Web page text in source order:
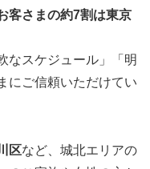
客さまの約7割は東京
なスケジュール」「明
にご信頼いただけてい
区など、城北エリアの